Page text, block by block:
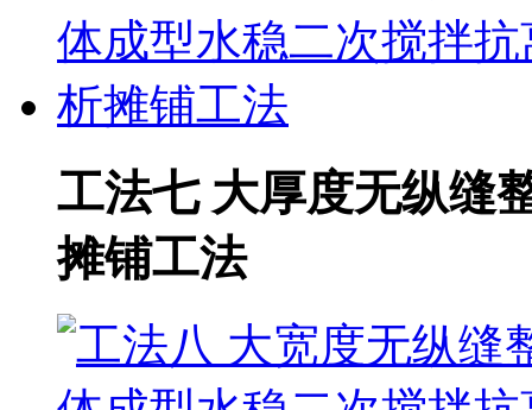
工法七 大厚度无纵缝
摊铺工法